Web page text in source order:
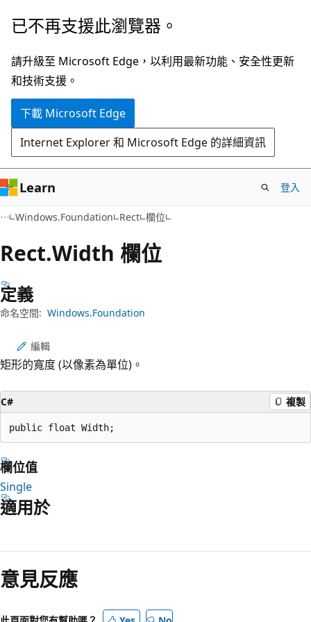
跳
主
要
內
跳
頁
面
內
覽
已不再支援此瀏覽器。
請升級至 Microsoft Edge，以利用最新功能、安全性更新
和技術支援。
下載 Microsoft Edge
Internet Explorer 和 Microsoft Edge 的詳細資訊
Learn 登入
Windows.Foundation Rect 欄位
Rect.Width 欄位
定義
命名空間: Windows.Foundation
編輯
矩形的寬度 (以像素為單位)。
C# 複製
public float Width;
欄位值
Single
適用於
讀
模
已
意見反應